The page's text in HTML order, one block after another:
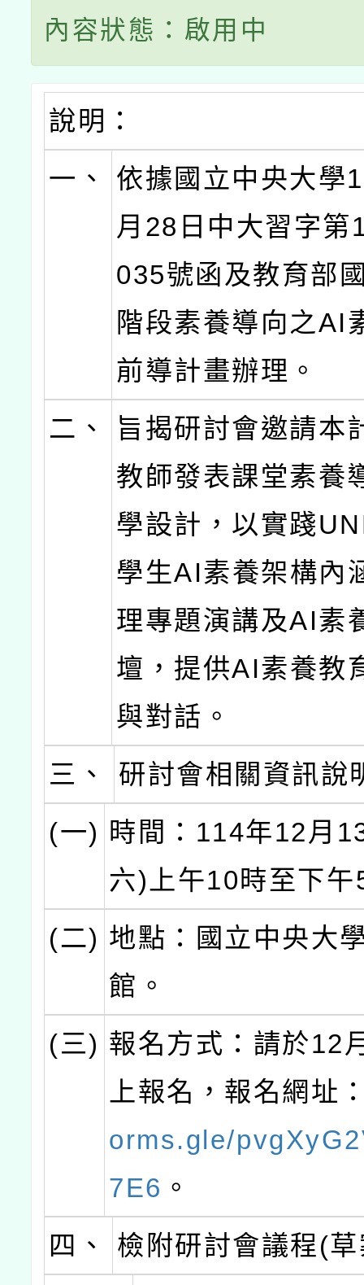
內容狀態：啟用中
說明：
一、
依據國立中央大學
月28日中大習字第
035號函及教育部
階段素養導向之AI
前導計畫辦理。
二、
旨揭研討會邀請本
教師發表課堂素養
學設計，以實踐
學生AI素養架構內
理專題演講及AI素
壇，提供AI素養教
與對話。
三、
研討會相關資訊說
(一) 時間：114年12月
六)上午10時至下午
(二) 地點：國立中央大
館。
(三) 報名方式：請於12
上報名，報名網址
orms.gle/
7E6 。
四、
檢附研討會議程(